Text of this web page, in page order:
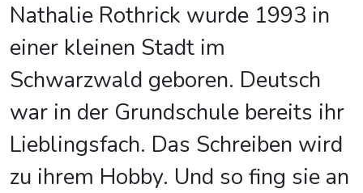
Nathalie Rothrick wurde 1993 in
einer kleinen Stadt im
Schwarzwald geboren. Deutsch
war in der Grundschule bereits ihr
Lieblingsfach. Das Schreiben wird
zu ihrem Hobby. Und so fing sie an